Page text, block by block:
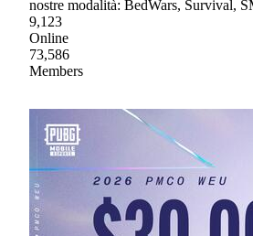
nostre modalità: BedWars, Survival,
9,123
Online
73,586
Members